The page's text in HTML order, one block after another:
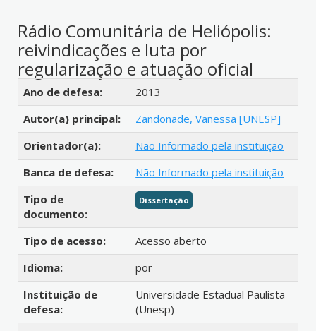
Rádio Comunitária de Heliópolis:
reivindicações e luta por
regularização e atuação oficial
Detalhes bibliográficos
Ano de defesa:
2013
Autor(a) principal:
Zandonade, Vanessa [UNESP]
Orientador(a):
Não Informado pela instituição
Banca de defesa:
Não Informado pela instituição
Tipo de
documento:
Dissertação
Tipo de acesso:
Acesso aberto
Idioma:
por
Instituição de
defesa:
Universidade Estadual Paulista
(Unesp)